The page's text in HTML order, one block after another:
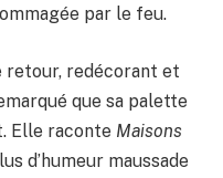
par le feu.
retour, redécorant et
que sa palette
Elle raconte Maisons
d’humeur maussade